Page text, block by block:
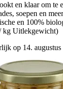
en klaar om te
soepen en meer
en 100%
kg Uitlekgewicht)
op 14. augustus